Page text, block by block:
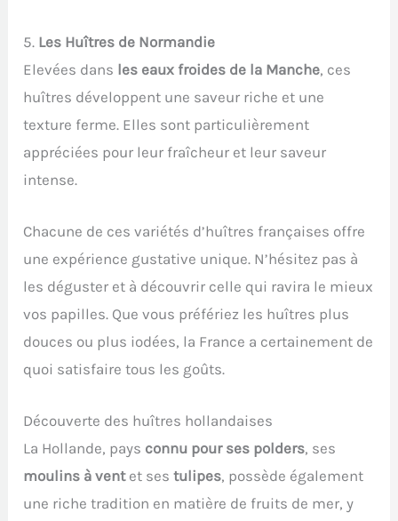
5. Les Huîtres de Normandie
Elevées dans les eaux froides de la Manche, ces
huîtres développent une saveur riche et une
texture ferme. Elles sont particulièrement
appréciées pour leur fraîcheur et leur saveur
intense.
Chacune de ces variétés d’huîtres françaises offre
une expérience gustative unique. N’hésitez pas à
les déguster et à découvrir celle qui ravira le mieux
vos papilles. Que vous préfériez les huîtres plus
douces ou plus iodées, la France a certainement de
quoi satisfaire tous les goûts.
Découverte des huîtres hollandaises
La Hollande, pays connu pour ses polders, ses
moulins à ventet sestulipes, possède également
une riche tradition en matière de fruits de mer, y